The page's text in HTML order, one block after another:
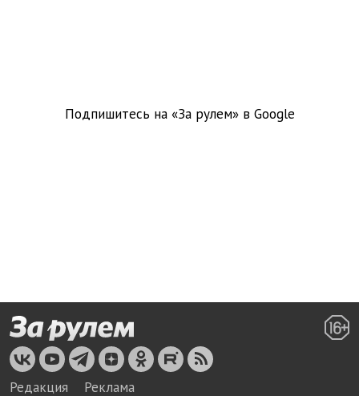
Подпишитесь на «За рулем» в Google
Редакция Реклама